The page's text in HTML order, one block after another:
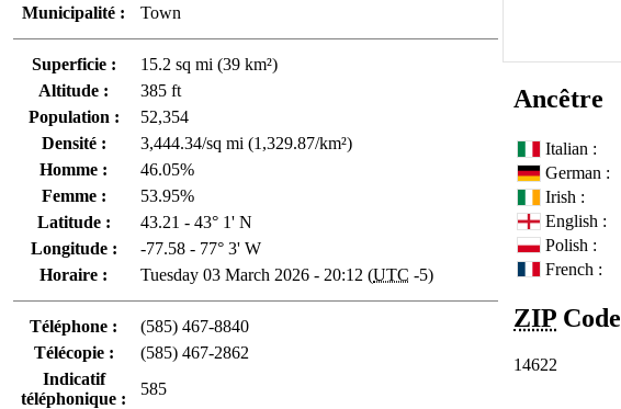
Municipalité :
Town
Superficie :
15.2 sq mi (39 km²)
Altitude :
385 ft
Population :
52,354
Densité :
3,444.34/sq mi (1,329.87/km²)
Homme :
46.05%
Femme :
53.95%
Latitude :
43.21 - 43° 1' N
Longitude :
-77.58 - 77° 3' W
Horaire :
Tuesday 03 March 2026 - 20:12 (UTC -5)
Téléphone :
(585) 467-8840
Télécopie :
(585) 467-2862
Indicatif
téléphonique :
585
Ancêtre
Italian :
German :
Irish :
English :
Polish :
French :
ZIP Code
14622